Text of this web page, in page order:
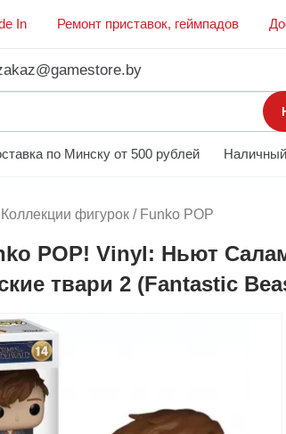
In Ремонт приставок, геймпадов
по Минску от 500 рублей
Коллекции фигурок / Funko POP
POP! Vinyl: Ньют
твари 2 (Fantastic